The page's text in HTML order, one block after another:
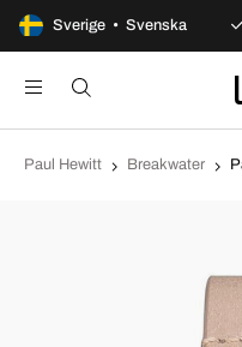
Sverige • Svenska
100 dagars öppet köp
Paul Hewitt Breakwater